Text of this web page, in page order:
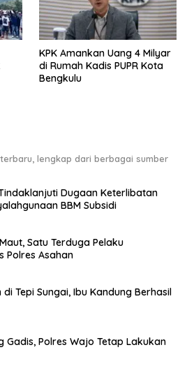
KPK Amankan Uang 4 Milyar
di Rumah Kadis PUPR Kota
Bengkulu
lengkap dari berbagai sumber
Dugaan Keterlibatan
BBM Subsidi
Satu Terduga Pelaku
Polres Asahan
Tepi Sungai, Ibu Kandung Berhasil
Gadis, Polres Wajo Tetap Lakukan